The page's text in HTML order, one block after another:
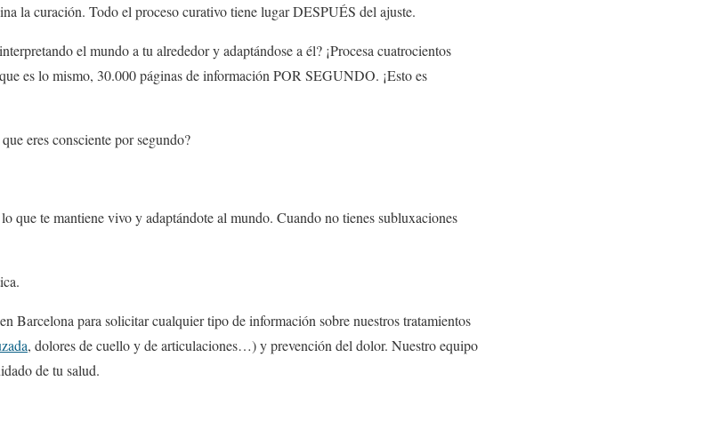
la curación. Todo el proceso curativo tiene lugar DESPUÉS del ajuste.
el mundo a tu alrededor y adaptándose a él? ¡Procesa cuatrocientos
es lo mismo, 30.000 páginas de información POR SEGUNDO. ¡Esto es
eres consciente por segundo?
que te mantiene vivo y adaptándote al mundo. Cuando no tienes subluxaciones
Barcelona para solicitar cualquier tipo de información sobre nuestros tratamientos
, dolores de cuello y de articulaciones…) y prevención del dolor. Nuestro equipo
de tu salud.